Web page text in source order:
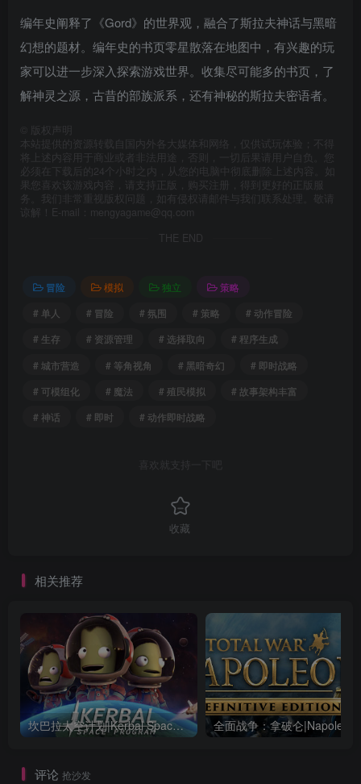
编年史阐释了《Gord》的世界观，融合了斯拉夫神话与黑暗
幻想的题材。编年史的书页零星散落在地图中，有兴趣的玩
家可以进一步深入探索游戏世界。收集尽可能多的书页，了
解神灵之源，古昔的部族派系，还有神秘的斯拉夫密语者。
版权声明
本站提供的资源转载自国内外各大媒体和网络，仅供试玩体验；不得
将上述内容用于商业或者非法用途，否则，一切后果请用户自负。您
必须在下载后的24个小时之内，从您的电脑中彻底删除上述内容。如
果您喜欢该游戏内容，请支持正版，购买注册，得到更好的正版服
务。我们非常重视版权问题，如有侵权请邮件与我们联系处理。敬请
谅解！E-mail：mengyagame@qq.com
THE END
冒险 模拟 独立
策略
# 单人
# 冒险 # 氛围 # 策略
# 动作冒险
# 生存
# 资源管理 # 选择取向
# 程序生成
# 城市营造
# 等角视角 # 黑暗奇幻
# 即时战略
# 可模组化
# 魔法 # 殖民模拟
# 故事架构丰富
# 神话
# 即时 # 动作即时战略
喜欢就支持一下吧
收藏
相关推荐
坎巴拉太空计划|Kerbal Space Program|1.12.5.3190|整合全DLC
评论 抢沙发